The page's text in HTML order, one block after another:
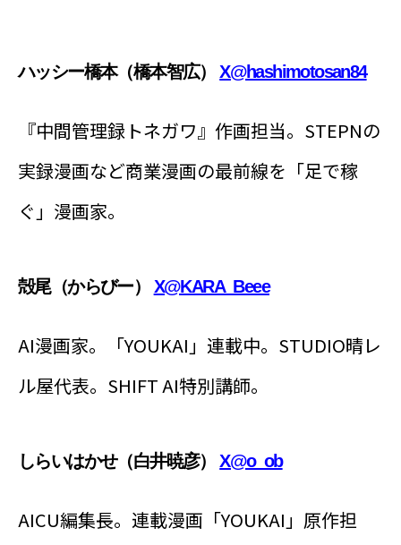
ハッシー橋本（橋本智広）X@hashimotosan84
『中間管理録トネガワ』作画担当。STEPNの
実録漫画など商業漫画の最前線を「足で稼
ぐ」漫画家。
殻尾（からびー） X@KARA_Beee
AI漫画家。「YOUKAI」連載中。STUDIO晴レ
ル屋代表。SHIFT AI特別講師。
しらいはかせ（白井暁彦） X@o_ob
AICU編集長。連載漫画「YOUKAI」原作担